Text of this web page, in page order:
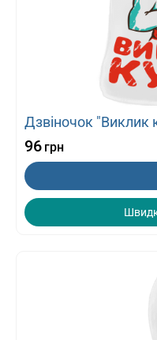
Дзвіночок "Виклик
96 грн